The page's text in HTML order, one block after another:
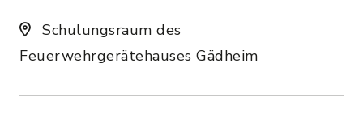
Schulungsraum des
Feuerwehrgerätehauses Gädheim